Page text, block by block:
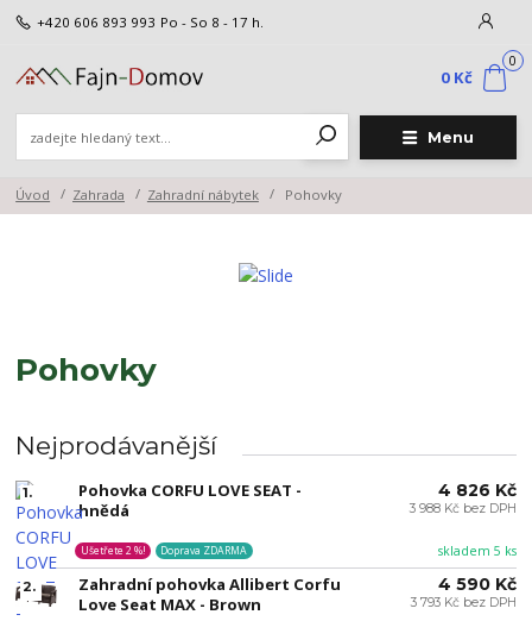
Menu
+420 606 893 993 Po - So 8 - 17 h.
0
0 Kč
Úvod Zahrada Zahradní nábytek Pohovky
Pohovky
Nejprodávanější
1.
Pohovka CORFU LOVE SEAT -
hnědá
skladem 5 ks
Ušetřete 2 %! Doprava ZDARMA
4 826 Kč
3 988 Kč bez DPH
2.
Zahradní pohovka Allibert Corfu
Love Seat MAX - Brown
4 590 Kč
3 793 Kč bez DPH